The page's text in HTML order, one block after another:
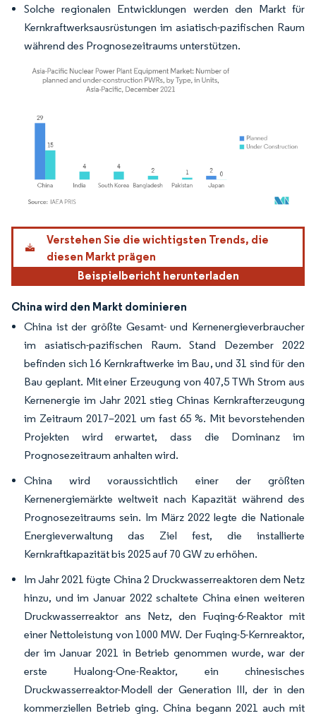
Solche regionalen Entwicklungen werden den Markt für
Kernkraftwerksausrüstungen im asiatisch-pazifischen Raum
während des Prognosezeitraums unterstützen.
Bild © Mordor Intelligence. Wiederverwendung erfordert Namensnennung gemäß
Verstehen Sie die wichtigsten Trends, die
diesen Markt prägen
Beispielbericht herunterladen
China wird den Markt dominieren
China ist der größte Gesamt- und Kernenergieverbraucher
im asiatisch-pazifischen Raum. Stand Dezember 2022
befinden sich 16 Kernkraftwerke im Bau, und 31 sind für den
Bau geplant. Mit einer Erzeugung von 407,5 TWh Strom aus
Kernenergie im Jahr 2021 stieg Chinas Kernkrafterzeugung
im Zeitraum 2017–2021 um fast 65 %. Mit bevorstehenden
Projekten wird erwartet, dass die Dominanz im
Prognosezeitraum anhalten wird.
China wird voraussichtlich einer der größten
Kernenergiemärkte weltweit nach Kapazität während des
Prognosezeitraums sein. Im März 2022 legte die Nationale
Energieverwaltung das Ziel fest, die installierte
Kernkraftkapazität bis 2025 auf 70 GW zu erhöhen.
Im Jahr 2021 fügte China 2 Druckwasserreaktoren dem Netz
hinzu, und im Januar 2022 schaltete China einen weiteren
Druckwasserreaktor ans Netz, den Fuqing-6-Reaktor mit
einer Nettoleistung von 1000 MW. Der Fuqing-5-Kernreaktor,
der im Januar 2021 in Betrieb genommen wurde, war der
erste Hualong-One-Reaktor, ein chinesisches
Druckwasserreaktor-Modell der Generation III, der in den
kommerziellen Betrieb ging. China begann 2021 auch mit